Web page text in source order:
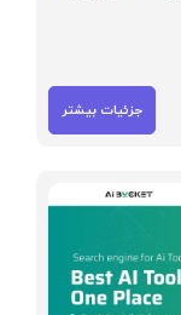
جزئیات بیشتر